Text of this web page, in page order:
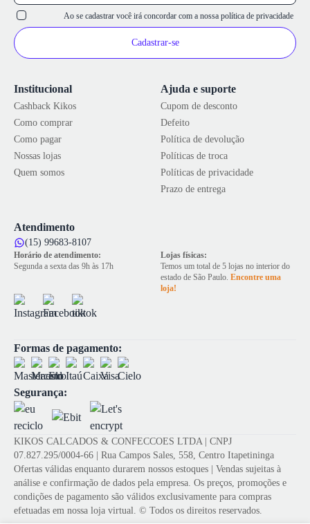
Institucional
Cashback Kikos
Como comprar
Como pagar
Nossas lojas
Quem somos
Ajuda e suporte
Cupom de desconto
Defeito
Política de devolução
Políticas de troca
Políticas de privacidade
Prazo de entrega
Atendimento
(15) 99683-8107
Horário de atendimento:
Segunda a sexta das 9h às 17h
Lojas físicas:
Temos um total de 5 lojas no interior do
estado de São Paulo. Encontre uma
loja!
Ao se cadastrar você irá concordar com a nossa política de privacidade
Cadastrar-se
Formas de pagamento:
Segurança:
KIKOS CALCADOS & CONFECCOES LTDA | CNPJ
07.827.295/0004-66 | Rua Campos Sales, 558, Centro Itapetininga
Ofertas válidas enquanto durarem nossos estoques | Vendas sujeitas à
análise e confirmação de dados pela empresa. Os preços, promoções e
condições de pagamento são válidos exclusivamente para compras
efetuadas em nossa loja virtual. © Todos os direitos reservados.